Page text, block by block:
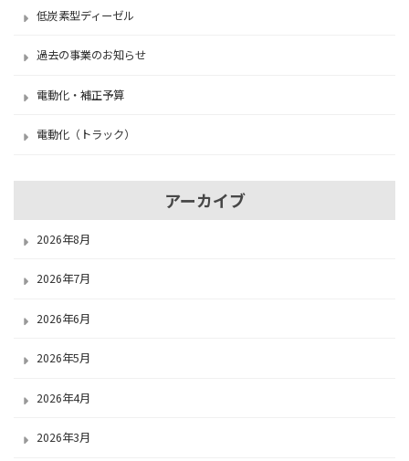
低炭素型ディーゼル
過去の事業のお知らせ
電動化・補正予算
電動化（トラック）
アーカイブ
2026年8月
2026年7月
2026年6月
2026年5月
2026年4月
2026年3月